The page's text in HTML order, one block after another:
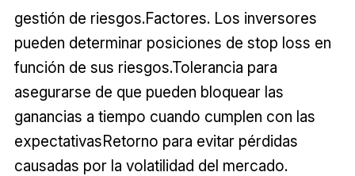
gestión de riesgos.Factores. Los inversores
pueden determinar posiciones de stop loss en
función de sus riesgos.Tolerancia para
asegurarse de que pueden bloquear las
ganancias a tiempo cuando cumplen con las
expectativasRetorno para evitar pérdidas
causadas por la volatilidad del mercado.